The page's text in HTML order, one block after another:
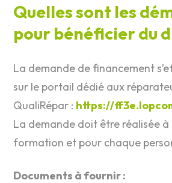
Quelles sont les
pour bénéficier du
La demande de financement
sur le portail dédié aux
QualiRépar : https://
La demande doit être réalisée à
formation et pour chaque
Documents à fournir :